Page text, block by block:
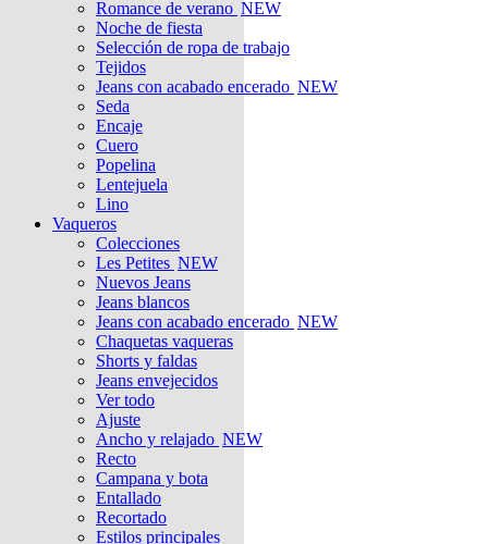
Romance de verano NEW
Noche de fiesta
Selección de ropa de trabajo
Tejidos
Jeans con acabado encerado NEW
Seda
Encaje
Cuero
Popelina
Lentejuela
Lino
Vaqueros
Colecciones
Les Petites NEW
Nuevos Jeans
Jeans blancos
Jeans con acabado encerado NEW
Chaquetas vaqueras
Shorts y faldas
Jeans envejecidos
Ver todo
Ajuste
Ancho y relajado NEW
Recto
Campana y bota
Entallado
Recortado
Estilos principales